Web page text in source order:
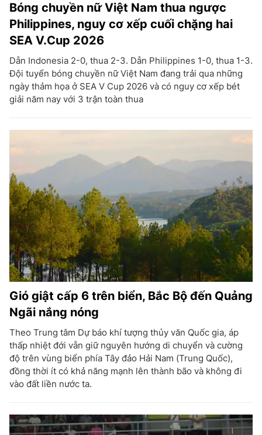
Bóng chuyền nữ Việt Nam thua ngược
Philippines, nguy cơ xếp cuối chặng hai
SEA V.Cup 2026
Dẫn Indonesia 2-0, thua 2-3. Dẫn Philippines 1-0, thua 1-3.
Đội tuyển bóng chuyền nữ Việt Nam đang trải qua những
ngày thảm họa ở SEA V Cup 2026 và có nguy cơ xếp bét
giải năm nay với 3 trận toàn thua
Gió giật cấp 6 trên biển, Bắc Bộ đến Quảng
Ngãi nắng nóng
Theo Trung tâm Dự báo khí tượng thủy văn Quốc gia, áp
thấp nhiệt đới vẫn giữ nguyên hướng di chuyển và cường
độ trên vùng biển phía Tây đảo Hải Nam (Trung Quốc),
đồng thời ít có khả năng mạnh lên thành bão và không đi
vào đất liền nước ta.